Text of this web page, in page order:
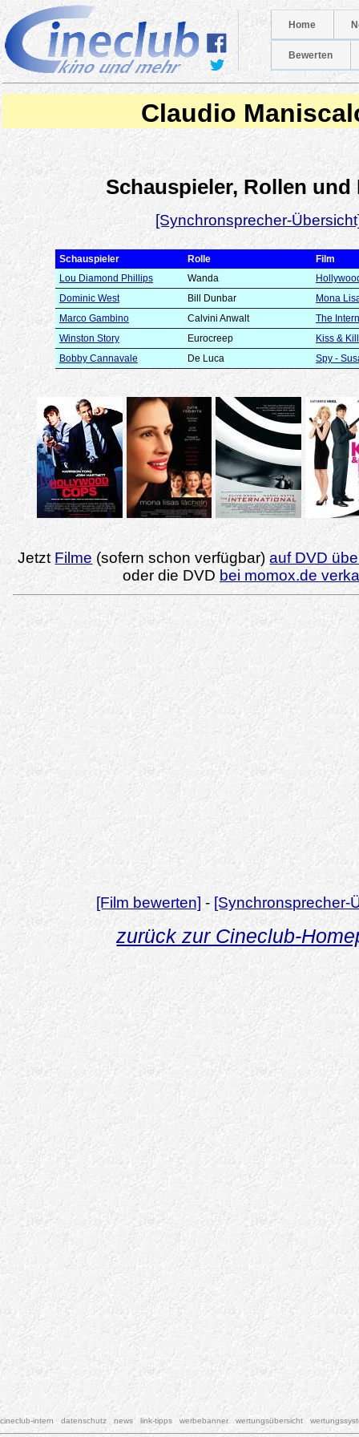
Home
Bewerten
Claudio
Schauspieler, Rollen und
[Synchronsprecher-
Schauspieler Rolle
Film
Lou Diamond Phillips
Wanda
Dominic West
Bill Dunbar
Mona
Marco Gambino
Calvini Anwalt
The
Winston Story
Eurocreep
Kiss & Kill
Bobby Cannavale
De Luca Spy -
Jetzt Filme (sofern schon verfügbar)auf DVD
oder die DVD bei momox.de
[Film bewerten] - [Synchronsprecher-
zurück zur Cineclub-
cineclub-intern datenschutz news link-tipps werbebanner wertungsübersicht